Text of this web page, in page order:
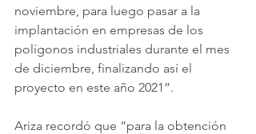
noviembre, para luego pasar a la
implantación en empresas de los
polígonos industriales durante el mes
de diciembre, finalizando así el
proyecto en este año 2021”.
Ariza recordó que “para la obtención